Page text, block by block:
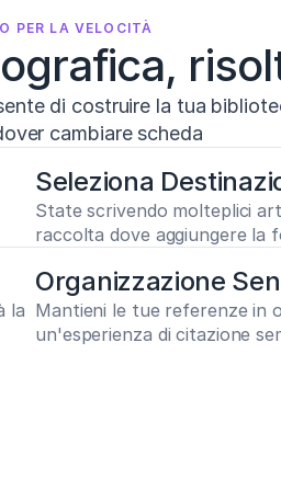
PER LA VELOCITÀ
di costruire la tua
cambiare scheda
I profili proteomici del plasma
del plasma predicono futuri
appunti
Seleziona
State scrivendo molteplici
raccolta dove aggiungere la
la
Organizzazione
Mantieni le tue referenze in
un'esperienza di citazione